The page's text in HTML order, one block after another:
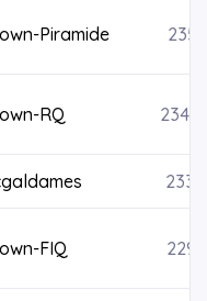
Piramide
RQ
FIQ